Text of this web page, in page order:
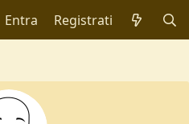
Entra Registrati